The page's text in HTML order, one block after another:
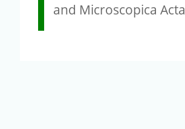
and Microscopica Acta